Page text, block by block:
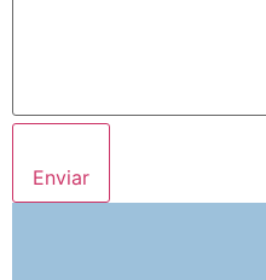
Enviar